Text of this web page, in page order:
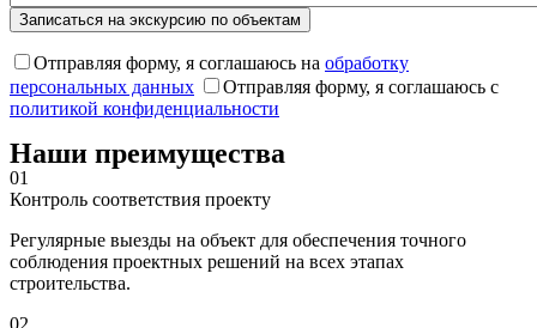
Отправляя форму, я соглашаюсь на обработку
персональных данных
Отправляя форму, я соглашаюсь с
политикой конфиденциальности
Наши преимущества
01
Контроль соответствия проекту
Регулярные выезды на объект для обеспечения точного
соблюдения проектных решений на всех этапах
строительства.